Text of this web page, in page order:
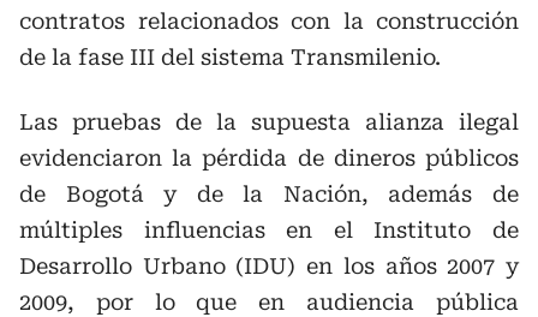
contratos relacionados con la construcción
de la fase III del sistema Transmilenio.
Las pruebas de la supuesta alianza ilegal
evidenciaron la pérdida de dineros públicos
de Bogotá y de la Nación, además de
múltiples influencias en el Instituto de
Desarrollo Urbano (IDU) en los años 2007 y
2009, por lo que en audiencia pública